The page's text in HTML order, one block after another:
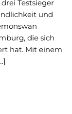
Testsieger
und
die sich
hat. Mit einem